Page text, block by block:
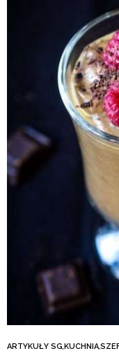
ARTYKUŁY SG KUCHNIA